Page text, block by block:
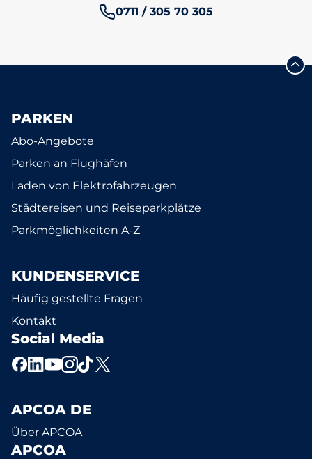
Telefonnummer:
0711 / 305 70 305
PARKEN
Abo-Angebote
Parken an Flughäfen
Laden von Elektrofahrzeugen
Städtereisen und Reiseparkplätze
Parkmöglichkeiten A-Z
KUNDENSERVICE
Häufig gestellte Fragen
Kontakt
Social Media
APCOA DE
Über APCOA
APCOA